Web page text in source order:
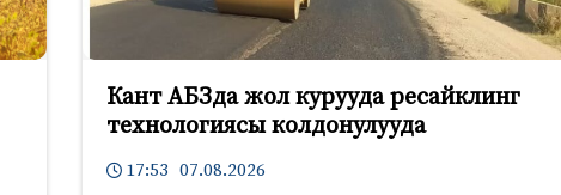
Кант АБЗда жол курууда ресайклинг
технологиясы колдонулууда
17:53 07.08.2026